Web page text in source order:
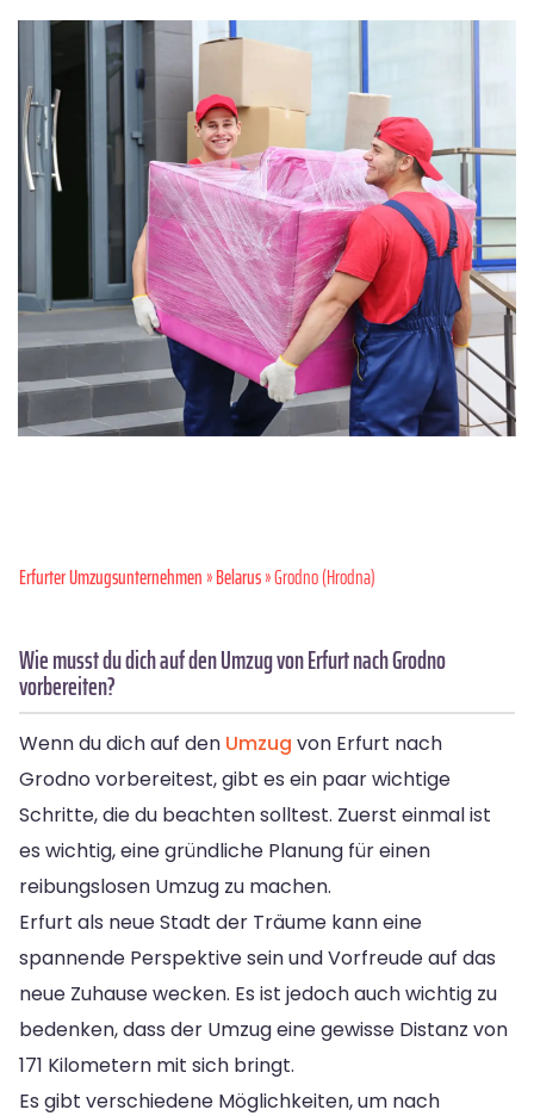
Erfurter Umzugsunternehmen»Belarus» Grodno (Hrodna)
Wie musst du dich auf den Umzug von Erfurt nach Grodno
vorbereiten?
Wenn du dich auf den Umzug von Erfurt nach
Grodno vorbereitest, gibt es ein paar wichtige
Schritte, die du beachten solltest. Zuerst einmal ist
es wichtig, eine gründliche Planung für einen
reibungslosen Umzug zu machen.
Erfurt als neue Stadt der Träume kann eine
spannende Perspektive sein und Vorfreude auf das
neue Zuhause wecken. Es ist jedoch auch wichtig zu
bedenken, dass der Umzug eine gewisse Distanz von
171 Kilometern mit sich bringt.
Es gibt verschiedene Möglichkeiten, um nach